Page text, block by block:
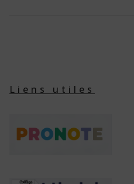
Liens utiles